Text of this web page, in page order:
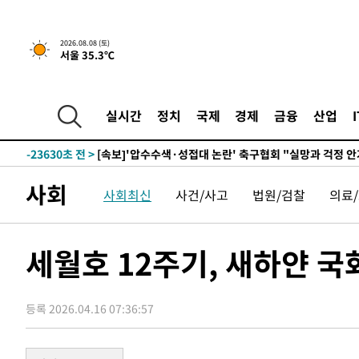
2026.08.08 (토)
서울 35.3℃
실시간 정치 국제 경제 금융 산업
-5377초 전 >[속보]뉴욕증시 상승 마감…S&P 0.6% 나스닥 1.3%↑
-28095초 전 >
극한폭염 한풀 꺾이지만…'낮 최고 35도' 무더위, 열대
주 날씨]
-25113초 전 >
-23630초 전 > [속보]'압수수색·성접대 논란' 축구협회 "실망과 걱정 안
-5377초 전 >
[속보]뉴욕증시 상승 마감…S&P 0.6% 나스닥 1.3%↑
-31868초 전 >여수 오동도 해상서 모터보트 전복…1명 사망·1명 실종
주 날씨]
-25113초 전 >축구협회 "압수수색·성접대 논란 사과…쇄신의 기회로
송"
-12251초 전 >'최고 37도' 폭염 지속…강원동해안 최대 150㎜ 비
-5377초 전 >[속보]뉴욕증시 상승 마감…S&P 0.6% 나스닥 1.3%↑
사회 사회최신 사건/사고 법원/검찰 의료
세월호 12주기, 새하얀 국
등록 2026.04.16 07:36:57